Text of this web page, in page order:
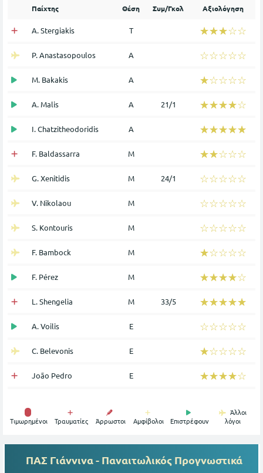
Παίχτης Θέση Συμ/Γκολ Αξιολόγηση
A. Stergiakis Τ ☆☆☆☆☆
★★★★★
P. Anastasopoulos Α ☆☆☆☆☆
★★★★★
M. Bakakis Α ☆☆☆☆☆
★★★★★
A. Malis Α 21/1 ☆☆☆☆☆
★★★★★
I. Chatzitheodoridis Α ☆☆☆☆☆
★★★★★
F. Baldassarra Μ ☆☆☆☆☆
★★★★★
G. Xenitidis Μ 24/1 ☆☆☆☆☆
★★★★★
V. Nikolaou Μ ☆☆☆☆☆
★★★★★
S. Kontouris Μ ☆☆☆☆☆
★★★★★
F. Bambock Μ ☆☆☆☆☆
★★★★★
F. Pérez Μ ☆☆☆☆☆
★★★★★
L. Shengelia Μ 33/5 ☆☆☆☆☆
★★★★★
A. Voilis Ε ☆☆☆☆☆
★★★★★
C. Belevonis Ε ☆☆☆☆☆
★★★★★
João Pedro Ε ☆☆☆☆☆
★★★★★
Tιμωρημένοι Τραυματίες Άρρωστοι Αμφίβολοι Επιστρέφουν
Άλλοι
λόγοι
ΠΑΣ Γιάννινα - Παναιτωλικός Προγνωστικά